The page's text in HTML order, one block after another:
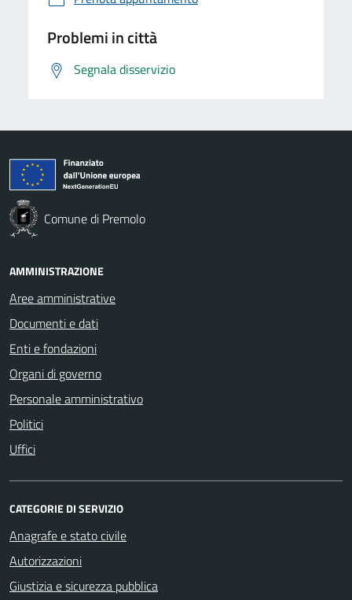
Problemi in città
Segnala disservizio
Comune di Premolo
AMMINISTRAZIONE
Aree amministrative
Documenti e dati
Enti e fondazioni
Organi di governo
Personale amministrativo
Politici
Uffici
CATEGORIE DI SERVIZIO
Anagrafe e stato civile
Autorizzazioni
Giustizia e sicurezza pubblica